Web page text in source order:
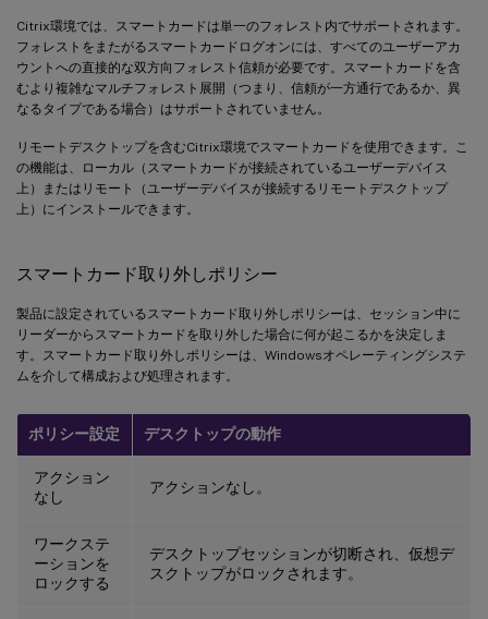
Citrix環境では、スマートカードは単一のフォレスト内でサポートされます。
フォレストをまたがるスマートカードログオンには、すべてのユーザーアカ
ウントへの直接的な双方向フォレスト信頼が必要です。スマートカードを含
むより複雑なマルチフォレスト展開（つまり、信頼が一方通行であるか、異
なるタイプである場合）はサポートされていません。
リモートデスクトップを含むCitrix環境でスマートカードを使用できます。こ
の機能は、ローカル（スマートカードが接続されているユーザーデバイス
上）またはリモート（ユーザーデバイスが接続するリモートデスクトップ
上）にインストールできます。
スマートカード取り外しポリシー
製品に設定されているスマートカード取り外しポリシーは、セッション中に
リーダーからスマートカードを取り外した場合に何が起こるかを決定しま
す。スマートカード取り外しポリシーは、Windowsオペレーティングシステ
ムを介して構成および処理されます。
ポリシー設定 デスクトップの動作
アクション
なし
アクションなし。
ワークステ
ーションを
ロックする
デスクトップセッションが切断され、仮想デ
スクトップがロックされます。